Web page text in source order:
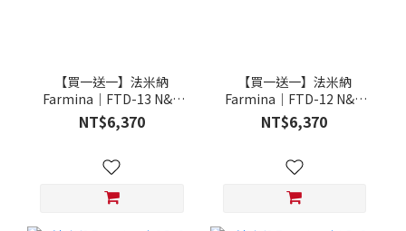
【買一送一】法米納
Farmina｜FTD-13 N&D
天然培育系列-全齡犬-頂級
鮭魚-潔牙顆粒 20KG §下
NT$6,370
【買一送一】法米納
Farmina｜FTD-12 N&D
天然培育系列-全齡犬-頂級
雞肉-潔牙顆粒 20KG §下
NT$6,370